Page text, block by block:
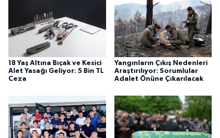
18 Yaş Altına Bıçak ve Kesici
Alet Yasağı Geliyor: 5 Bin TL
Ceza
Yangınların Çıkış Nedenleri
Araştırılıyor: Sorumlular
Adalet Önüne Çıkarılacak